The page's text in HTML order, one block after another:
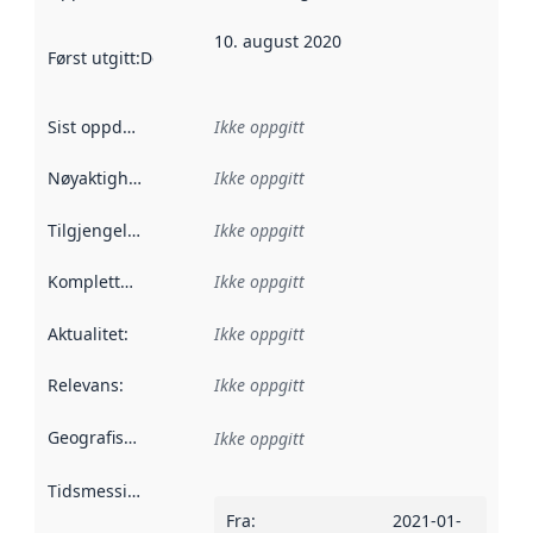
Først utgitt:Denne datoen sier når dataene i dette
10. august 2020
Sist oppdatert Ikke oppgitt
Nøyaktighet Ikke oppgitt
Tilgjengelighet Ikke oppgitt
Kompletthet Ikke oppgitt
Aktualitet: Ikke oppgitt
Relevans: Ikke oppgitt
Geografisk avgrensning :
Ikke oppgitt
Tidsmessig avgrensning
Fra:
2021-01-